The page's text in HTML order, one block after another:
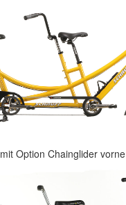
mit Option Chainglider vorne